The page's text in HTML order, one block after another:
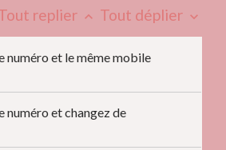
replier keyboard_arrow_up Tout déplier keyboard_arrow_down
numéro et le même mobile
numéro et changez de